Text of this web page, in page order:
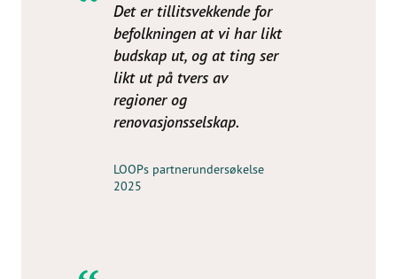
Det er tillitsvekkende for
befolkningen at vi har likt
budskap ut, og at ting ser
likt ut på tvers av
regioner og
renovasjonsselskap.
LOOPs partnerundersøkelse
2025